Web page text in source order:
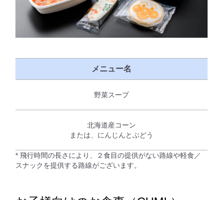
メニュー名
野菜スープ
北海道産コーン
または、にんじんとぶどう
* 飛行時間の長さにより、２食目の提供がない路線や軽食／
スナックを提供する路線がございます。